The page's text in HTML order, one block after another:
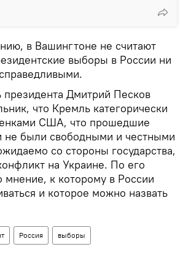
в Вашингтоне не считают
выборы в России ни
президента Дмитрий Песков
что Кремль категорически
США, что прошедшие
не были свободными и честными
со стороны государства,
на Украине. По его
мнение, к которому в России
и которое можно назвать
Россия выборы